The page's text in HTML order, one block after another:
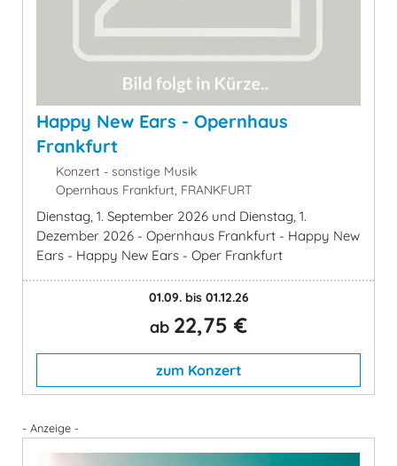
Happy New Ears - Opernhaus
Frankfurt
Konzert - sonstige Musik
Opernhaus Frankfurt, FRANKFURT
Dienstag, 1. September 2026 und Dienstag, 1.
Dezember 2026 - Opernhaus Frankfurt - Happy New
Ears - Happy New Ears - Oper Frankfurt
01.09. bis 01.12.26
ab 22,75 €
zum Konzert
- Anzeige -